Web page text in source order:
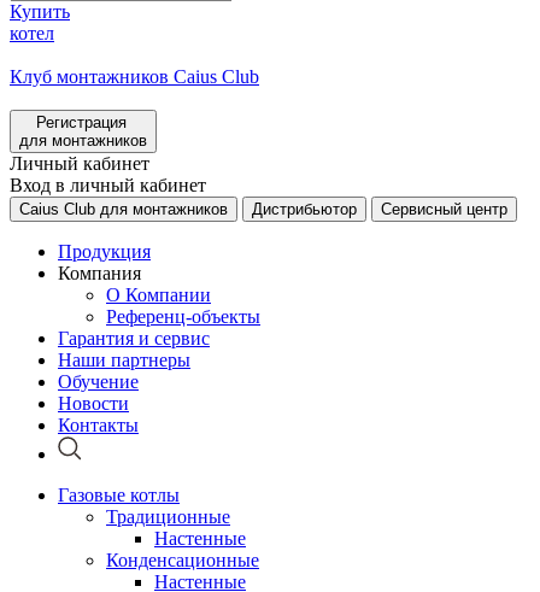
Купить
котел
Клуб монтажников Caius Club
Регистрация
для монтажников
Личный кабинет
Вход в личный кабинет
Caius Club для монтажников Дистрибьютор Сервисный центр
Продукция
Компания
О Компании
Референц-объекты
Гарантия и сервис
Наши партнеры
Обучение
Новости
Контакты
Газовые котлы
Традиционные
Настенные
Конденсационные
Настенные